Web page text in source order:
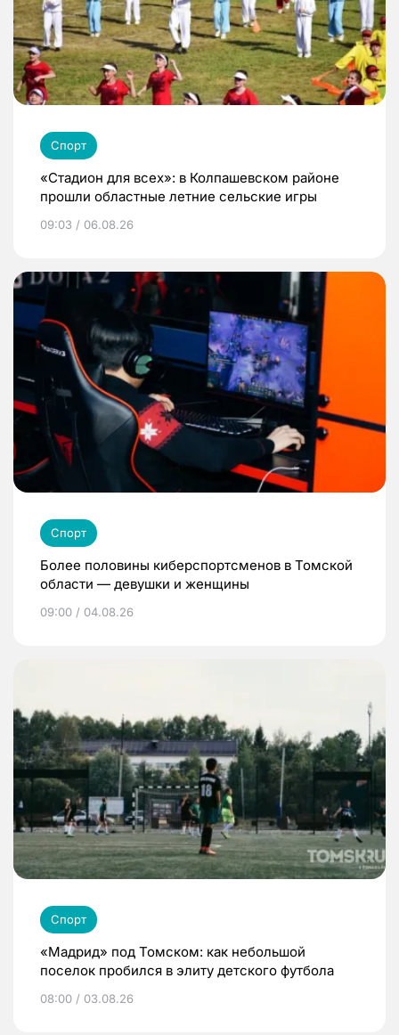
Спорт
«Стадион для всех»: в Колпашевском районе
прошли областные летние сельские игры
09:03 / 06.08.26
Спорт
Более половины киберспортсменов в Томской
области — девушки и женщины
09:00 / 04.08.26
Спорт
«Мадрид» под Томском: как небольшой
поселок пробился в элиту детского футбола
08:00 / 03.08.26